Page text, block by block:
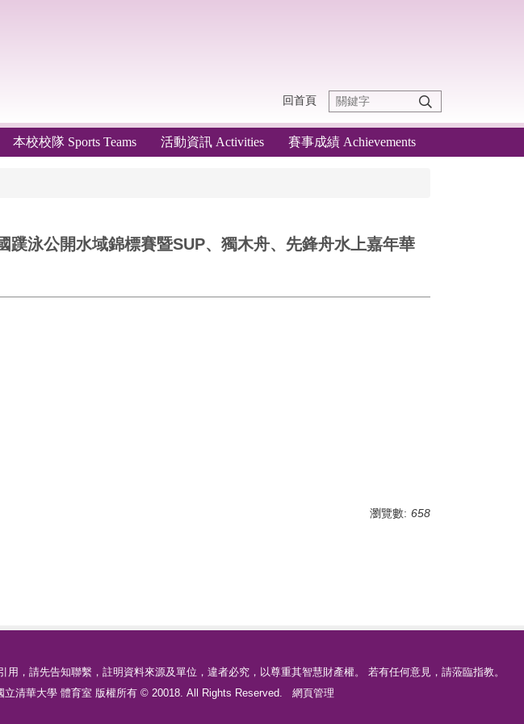
回首頁
本校校隊 Sports Teams 活動資訊 Activities 賽事成績 Achievements
蹼泳公開水域錦標賽暨SUP、獨木舟、先鋒舟水上嘉年華
瀏覽數: 658
，請先告知聯繫，註明資料來源及單位，違者必究，以尊重其智慧財產權。 若有任何意見，請蒞臨指教。
清華大學 體育室 版權所有 © 20018. All Rights Reserved. 網頁管理